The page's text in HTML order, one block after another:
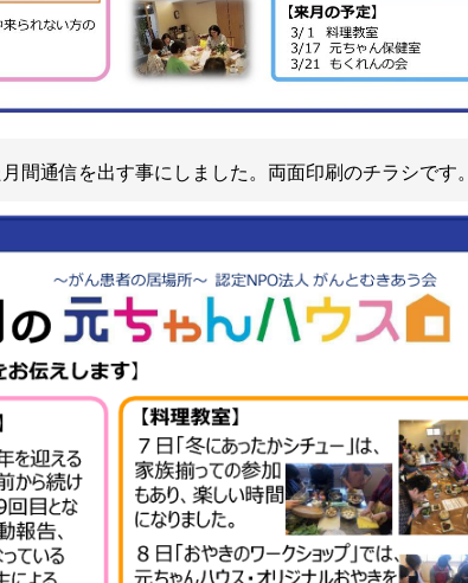
間通信を出す事にしました。両面印刷のチラシです。